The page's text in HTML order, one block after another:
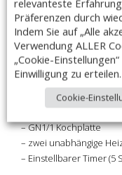
Ausführung:
– offen auf 3 Seiten
– Heizwiderstände mit
– geschützt durch eine
– Auf
– Fettsammelschale aus
– Roste aus
– GN1/1 Kochplatte
– zwei unabhängige
– Einstellbarer Timer (5
relevanteste
Präferenzen durch
Indem Sie auf „Alle
Verwendung ALLER
„Cookie-
Einwilligung zu erteilen.
Cookie-